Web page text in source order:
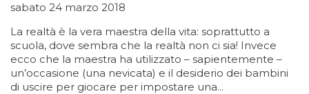
sabato 24 marzo 2018
La realtà è la vera maestra della vita: soprattutto a
scuola, dove sembra che la realtà non ci sia! Invece
ecco che la maestra ha utilizzato – sapientemente –
un’occasione (una nevicata) e il desiderio dei bambini
di uscire per giocare per impostare una...